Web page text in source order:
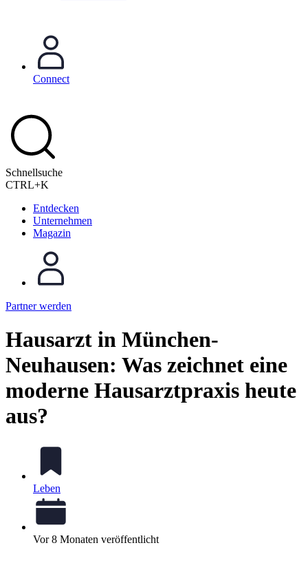
Connect
Schnellsuche
CTRL+K
Entdecken
Unternehmen
Magazin
Partner werden
Hausarzt in München-
Neuhausen: Was zeichnet eine
moderne Hausarztpraxis heute
aus?
Leben
Vor 8 Monaten veröffentlicht